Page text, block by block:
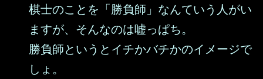
棋士のことを「勝負師」なんていう人がい
ますが、そんなのは嘘っぱち。
勝負師というとイチかバチかのイメージで
しょ。